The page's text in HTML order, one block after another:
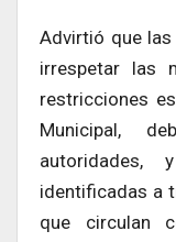
Advirtió que
irrespetar las
restricciones
Municipal,
autoridades,
identificadas a
que circulan